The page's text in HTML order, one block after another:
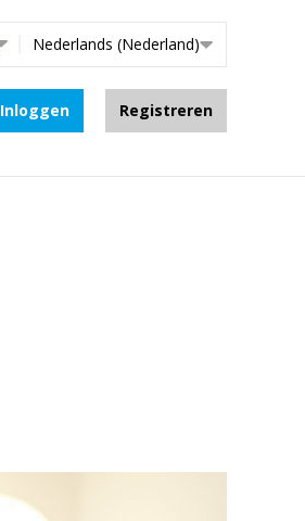
Nederlands (Nederland)
Inloggen Registreren